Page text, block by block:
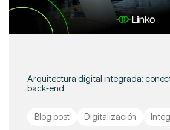
Arquitectura digital integrada:
back-end
Blog post Digitalización